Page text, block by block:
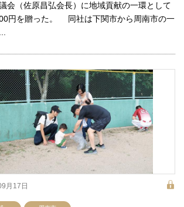
会（佐原昌弘会長）に地域貢献の一環として
円を贈った。 同社は下関市から周南市の一
月17日